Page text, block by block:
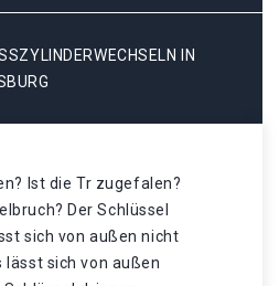
IN R
Ist die Tr zugefalen?
Der Schlüssel
sich von außen nicht
lässt sich von außen